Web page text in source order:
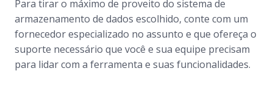
Para tirar o máximo de proveito do sistema de
armazenamento de dados escolhido, conte com um
fornecedor especializado no assunto e que ofereça o
suporte necessário que você e sua equipe precisam
para lidar com a ferramenta e suas funcionalidades.